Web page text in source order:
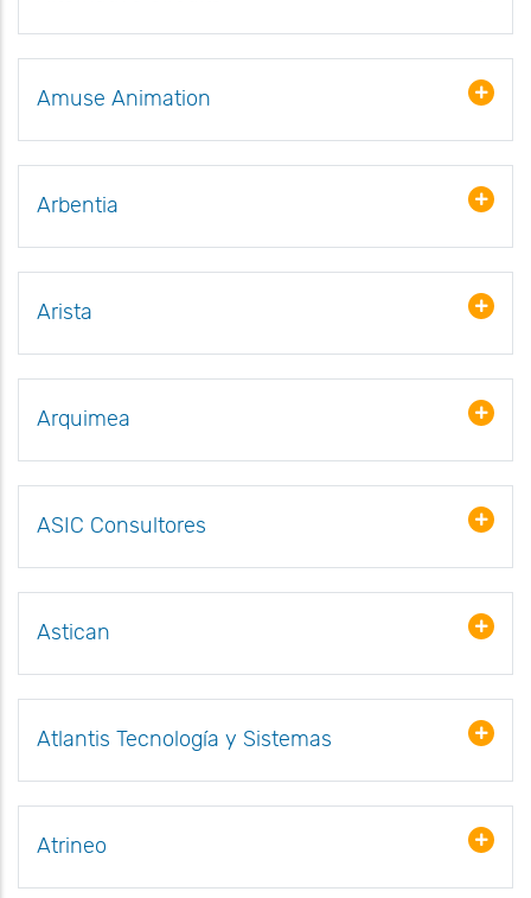
Amuse Animation
Arbentia
Arista
Arquimea
ASIC Consultores
Astican
Atlantis Tecnología y Sistemas
Atrineo